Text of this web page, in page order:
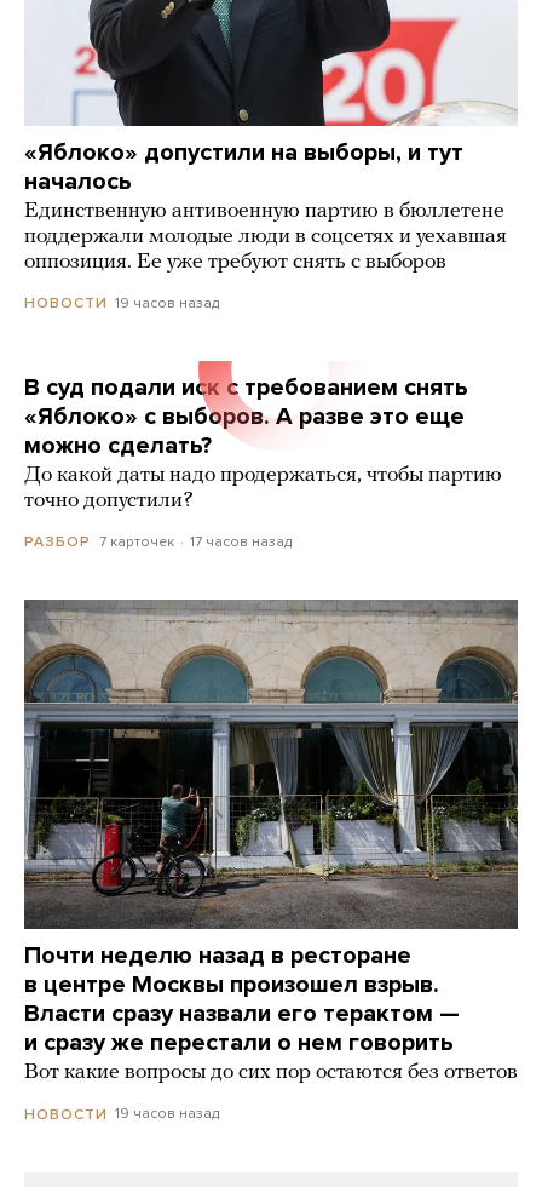
«Яблоко» допустили на выборы, и тут
началось
Единственную антивоенную партию в бюллетене
поддержали молодые люди в соцсетях и уехавшая
оппозиция. Ее уже требуют снять с выборов
НОВОСТИ 19 часов назад
В суд подали иск с требованием снять
«Яблоко» с выборов. А разве это еще
можно сделать?
До какой даты надо продержаться, чтобы партию
точно допустили?
РАЗБОР 7 карточек 17 часов назад
Почти неделю назад в ресторане
в центре Москвы произошел взрыв.
Власти сразу назвали его терактом —
и сразу же перестали о нем говорить
Вот какие вопросы до сих пор остаются без ответов
НОВОСТИ 19 часов назад